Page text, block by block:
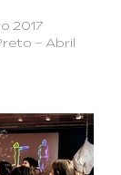
2017
– Abril